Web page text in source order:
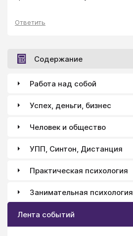
Ответить
Содержание
Работа над собой
Успех, деньги, бизнес
Человек и общество
УПП, Синтон, Дистанция
Практическая психология
Занимательная психология
Лента событий